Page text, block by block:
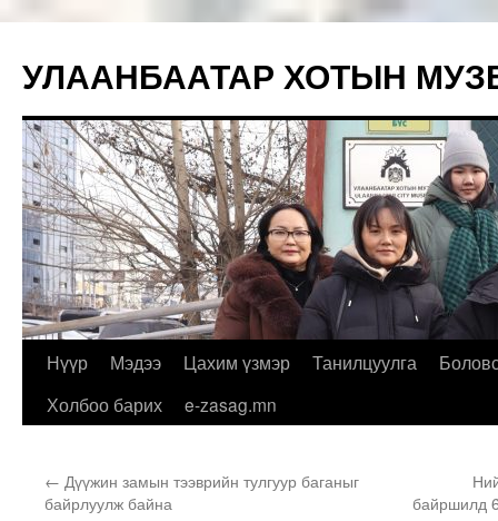
УЛААНБААТАР ХОТЫН
Skip
Нүүр Мэдээ Цахим үзмэр Танилцуулга
Холбоо барих
e-zasag.mn
← Дүүжин замын тээврийн тулгуур баганыг
байрлуулж байна
байршилд